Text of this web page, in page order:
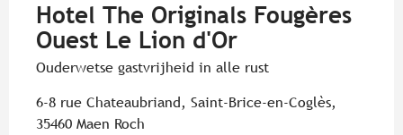
Hotel The Originals Fougères
Ouest Le Lion d'Or
Ouderwetse gastvrijheid in alle rust
6-8 rue Chateaubriand, Saint-Brice-en-Coglès,
35460 Maen Roch